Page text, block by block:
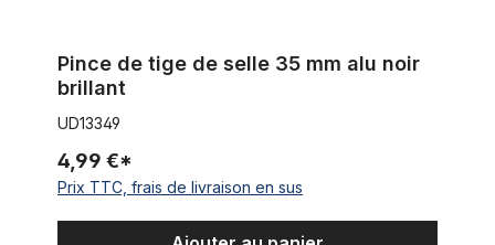
Pince de tige de selle 35 mm alu noir
brillant
UD13349
4,99 €*
Prix TTC, frais de livraison en sus